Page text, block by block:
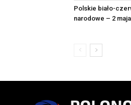
Polskie biało-
narodowe – 2